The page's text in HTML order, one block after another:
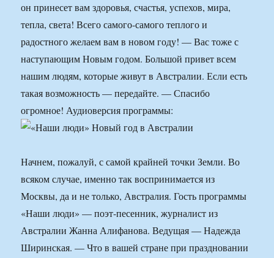
он принесет вам здоровья, счастья, успехов, мира,
тепла, света! Всего самого-самого теплого и
радостного желаем вам в новом году! — Вас тоже с
наступающим Новым годом. Большой привет всем
нашим людям, которые живут в Австралии. Если есть
такая возможность — передайте. — Спасибо
огромное! Аудиоверсия программы:
Начнем, пожалуй, с самой крайней точки Земли. Во
всяком случае, именно так воспринимается из
Москвы, да и не только, Австралия. Гость программы
«Наши люди» — поэт-песенник, журналист из
Австралии Жанна Алифанова. Ведущая — Надежда
Ширинская. — Что в вашей стране при праздновании